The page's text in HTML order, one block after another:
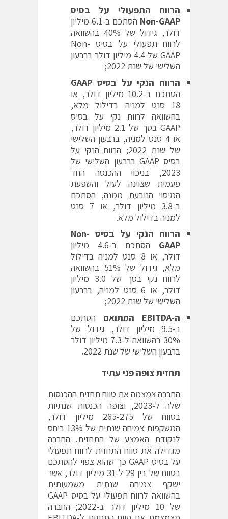
הרווח התפעולי על בסיס
Non-GAAP
הסתכם ב-6.1 מיליון
דולר, גידול של 40% בהשוואה
לרווח תפעולי על בסיס Non-
GAAP של 4.4 מיליון דולר ברבעון
השלישי של שנת 2022;
הרווח הנקי על בסיס GAAP
הסתכם ב-10.2 מיליון דולר, או
18 סנט למניה בדילול מלא,
בהשוואה לרווח נקי על בסיס
GAAP בסך של 2.1 מיליון דולר,
או 4 סנט למניה, ברבעון השלישי
של שנת 2022; הרווח הנקי על
בסיס GAAP ברבעון השלישי של
2023, בניכוי ההכנסה החד
פעמית שצוינה לעיל והשפעת
המיסוי הנובעת ממנה, הסתכם
ב-3.8 מיליון דולר, או 7 סנט
למניה בדילול מלא.
הרווח הנקי על בסיס Non-
GAAP
הסתכם ב-4.6 מיליון
דולר, או 8 סנט למניה בדילול
מלא, גידול של 51% בהשוואה
לרווח נקי בסך של 3.0 מיליון
דולר, או 6 סנט למניה, ברבעון
השלישי של שנת 2022;
ה-EBITDA המתואם הסתכם
ב-9.5 מיליון דולר, גידול של
30% בהשוואה ל-7.3 מיליון דולר
ברבעון השלישי של שנת 2022.
תחזית צופה פני עתיד
החברה צמצמה את טווח תחזית ההכנסות
שלה ל-2023, וצופה הכנסות שנתיות
בטווח של 265-275 מיליון דולר,
המשקפות צמיחה שנתית של 13% ביחס
לנקודת האמצע של התחזית. החברה
מגדילה את טווח התחזית לרווח תפעולי
על בסיס GAAP כך שהוא צפוי להסתכם
בטווח של בין 29 ל-31 מיליון דולר, אשר
ישקף צמיחה שנתית משמעותית
בהשוואה לרווח תפעולי על בסיס GAAP
של 10 מיליון דולר ב-2022; החברה